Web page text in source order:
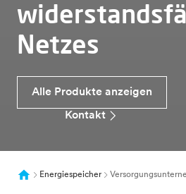
Netzes
Alle Produkte anzeigen
Kontakt
Energiespeicher